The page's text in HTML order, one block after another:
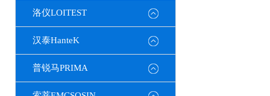
洛仪LOITEST
汉泰HanteK
普锐马PRIMA